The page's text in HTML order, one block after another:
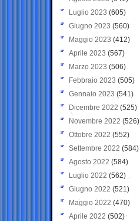
Luglio 2023 (605)
Giugno 2023 (560)
Maggio 2023 (412)
Aprile 2023 (567)
Marzo 2023 (506)
Febbraio 2023 (505)
Gennaio 2023 (541)
Dicembre 2022 (525)
Novembre 2022 (526)
Ottobre 2022 (552)
Settembre 2022 (584)
Agosto 2022 (584)
Luglio 2022 (562)
Giugno 2022 (521)
Maggio 2022 (470)
Aprile 2022 (502)